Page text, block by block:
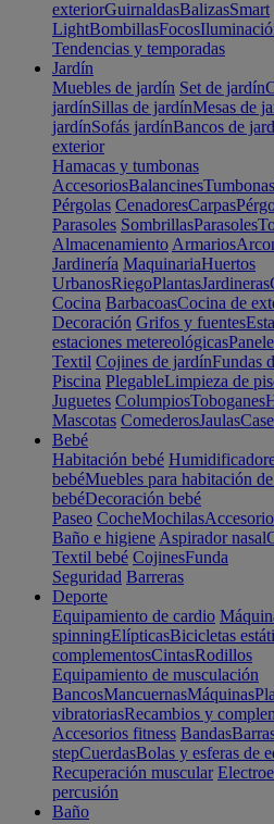
exteriorGuirnaldasBalizasSmart
LightBombillasFocos
Tendencias y temporadas
Jardín
Muebles de jardín Set de jardín
jardínSillas de jardínMesas de
jardínSofás jardínBancos de
exterior
Hamacas y tumbonas
AccesoriosBalancinesTumbonas
Pérgolas CenadoresCarpas
Parasoles SombrillasParasoles
Almacenamiento Armarios
Jardinería MaquinariaHuertos
UrbanosRiegoPlantasJardineras
Cocina BarbacoasCocina de
Decoración Grifos y fuentes
estaciones metereológicas
Textil Cojines de jardínFundas
Piscina PlegableLimpieza de
Juguetes ColumpiosToboganes
Mascotas ComederosJaulas
Bebé
Habitación bebé
bebéMuebles para habitación
bebéDecoración bebé
Paseo CocheMochilas
Baño e higiene Aspirador nasal
Textil bebé CojinesFunda
Seguridad Barreras
Deporte
Equipamiento de cardio
spinningElípticasBicicletas
complementosCintasRodillos
Equipamiento de musculación
BancosMancuernasMáquinas
vibratoriasRecambios y
Accesorios fitness Bandas
stepCuerdasBolas y esferas de
Recuperación muscular
percusión
Baño